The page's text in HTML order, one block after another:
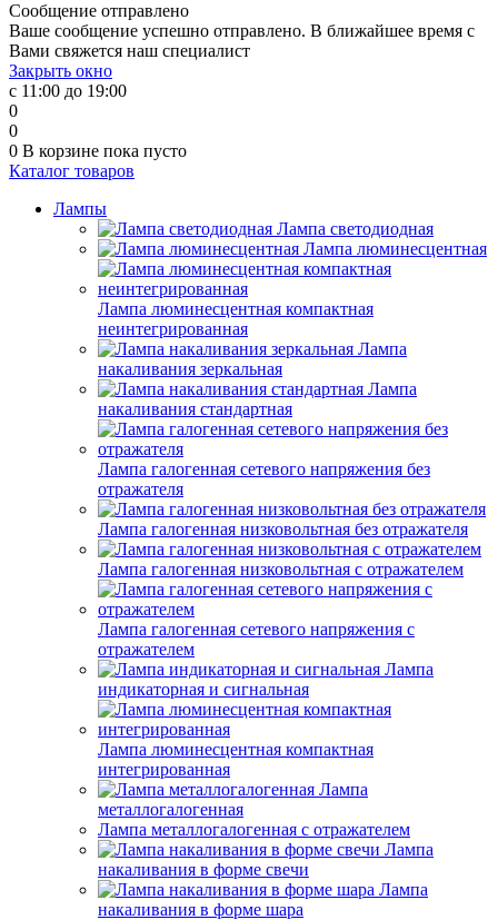
Сообщение отправлено
Ваше сообщение успешно отправлено. В ближайшее время с
Вами свяжется наш специалист
Закрыть окно
с 11:00 до 19:00
0
0
0 В корзине пока пусто
Каталог товаров
Лампы
Лампа светодиодная
Лампа люминесцентная
Лампа люминесцентная компактная
неинтегрированная
Лампа
накаливания зеркальная
Лампа
накаливания стандартная
Лампа галогенная сетевого напряжения без
отражателя
Лампа галогенная низковольтная без отражателя
Лампа галогенная низковольтная с отражателем
Лампа галогенная сетевого напряжения с
отражателем
Лампа
индикаторная и сигнальная
Лампа люминесцентная компактная
интегрированная
Лампа
металлогалогенная
Лампа металлогалогенная с отражателем
Лампа
накаливания в форме свечи
Лампа
накаливания в форме шара